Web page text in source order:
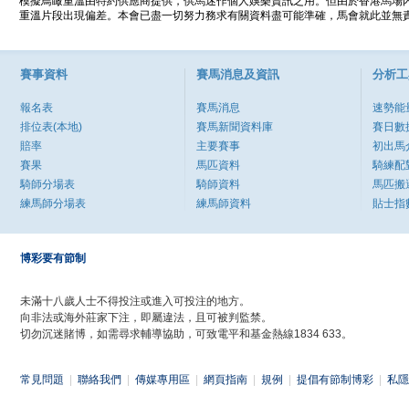
重溫片段出現偏差。本會已盡一切努力務求有關資料盡可能準確，馬會就此並
賽事資料
報名表
排位表(本地)
賠率
賽果
騎師分場表
練馬師分場表
賽馬消息及資訊
賽馬消息
賽馬新聞資料庫
主要賽事
馬匹資料
騎師資料
練馬師資料
分析
速勢能
賽日數
初出馬
騎練配
馬匹搬
貼士指
博彩要有節制
未滿十八歲人士不得投注或進入可投注的地方。
向非法或海外莊家下注，即屬違法，且可被判監禁。
切勿沉迷賭博，如需尋求輔導協助，可致電平和基金熱線1834 633。
常見問題 聯絡我們 傳媒專用區 網頁指南 規例 提倡有節制博彩 私